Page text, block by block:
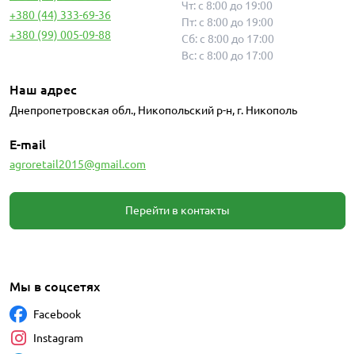
+380 (44) 333-69-36
+380 (99) 005-09-88
Чт: с 8:00 до 19:00
Пт: с 8:00 до 19:00
Сб: с 8:00 до 17:00
Вс: с 8:00 до 17:00
Наш адрес
Днепропетровская обл., Никопольский р-н, г. Никополь
E-mail
agroretail2015@gmail.com
Перейти в контакты
Мы в соцсетях
Facebook
Instagram